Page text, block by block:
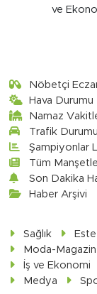
ve
Nöbetçi
Hava Durumu
Namaz
Trafik Durumu
Şampiyonlar
Tüm
Son Dakika
Haber Arşivi
Sağlık
Moda-
İş ve Ekonomi
Medya